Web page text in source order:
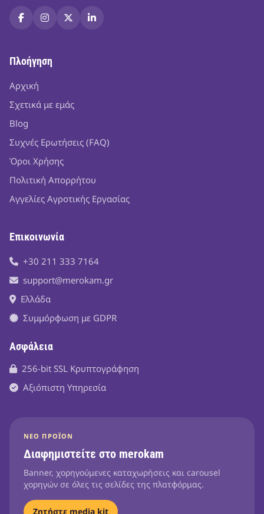
Πλοήγηση
Αρχική
Σχετικά με εμάς
Blog
Συχνές Ερωτήσεις (FAQ)
Όροι Χρήσης
Πολιτική Απορρήτου
Αγγελίες Αγροτικής Εργασίας
Επικοινωνία
+30 211 333 7164
support@merokam.gr
Ελλάδα
Συμμόρφωση με GDPR
Ασφάλεια
256-bit SSL Κρυπτογράφηση
Αξιόπιστη Υπηρεσία
ΝΈΟ ΠΡΟΪΌΝ
Διαφημιστείτε στο merokam
Banner, χορηγούμενες καταχωρήσεις και carousel
χορηγών σε όλες τις σελίδες της πλατφόρμας.
Ζητήστε media kit